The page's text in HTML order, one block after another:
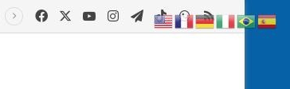
FacebookYouTubeInstagram
Telegram
TikTokWhatsApp
RSS